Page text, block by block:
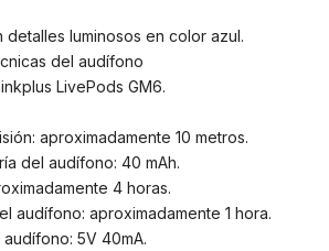
detalles luminosos en color azul.
del audífono
LivePods GM6.
aproximadamente 10 metros.
del audífono: 40 mAh.
4 horas.
audífono: aproximadamente 1 hora.
5V 40mA.